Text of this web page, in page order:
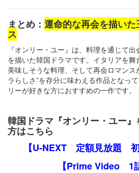
まとめ： 運命的な再会を描い
ス
『オンリー・ユー』は、料理を通じて
を描いた韓国ドラマです。イタリアを舞
美味しそうな料理、そして再会ロマンス
ラらしさ”を存分に味わえる作品となっ
リーが好きな方におすすめの一作です。
韓国ドラマ『オンリー・ユー
方はこちら
【U-NEXT 定額見放題 初
【Prime Video 1